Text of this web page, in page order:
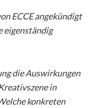
ECCE angekündigt
eigenständig
die Auswirkungen
in
konkreten